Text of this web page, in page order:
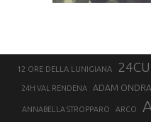
12 ORE DELLA LUNIGIANA
24H VAL RENDENA ADAM ONDRA
ANNABELLA STROPPARO ARCO